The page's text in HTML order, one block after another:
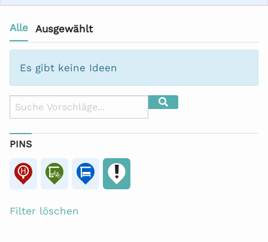
Filter
Alle Ausgewählt
Es gibt keine Ideen
Suchende*r
Suche Suche
PINS
Filter löschen